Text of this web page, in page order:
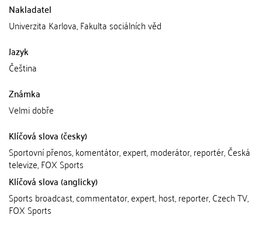
Nakladatel
Univerzita Karlova, Fakulta sociálních věd
Jazyk
Čeština
Známka
Velmi dobře
Klíčová slova (česky)
Sportovní přenos, komentátor, expert, moderátor, reportér, Česká
televize, FOX Sports
Klíčová slova (anglicky)
Sports broadcast, commentator, expert, host, reporter, Czech TV,
FOX Sports